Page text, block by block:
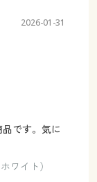
2026-01-31
です。気に
ワイト）